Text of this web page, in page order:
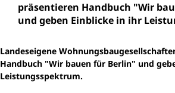
präsentieren Handbuch "Wir
und geben Einblicke in ihr
Landeseigene
Handbuch "Wir bauen für Berlin" und
Leistungsspektrum.